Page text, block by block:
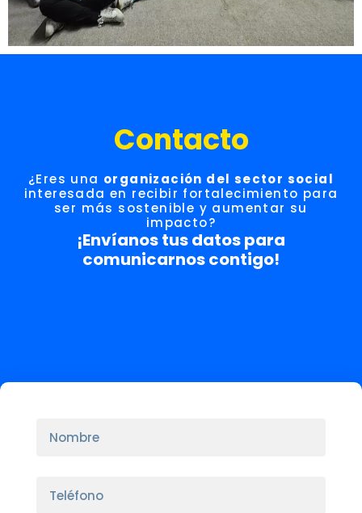
Contacto
¿Eres una organización del sector social
interesada en recibir fortalecimiento para
ser más sostenible y aumentar su
impacto?
¡Envíanos tus datos para
comunicarnos contigo!